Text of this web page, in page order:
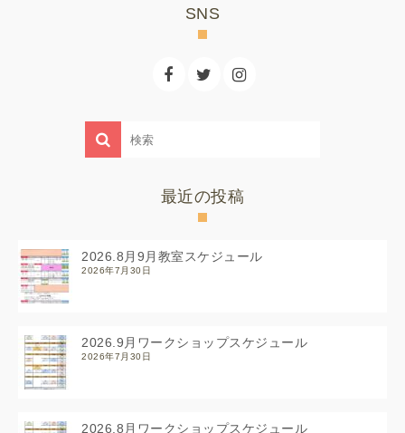
SNS
最近の投稿
2026.8月9月教室スケジュール
2026年7月30日
2026.9月ワークショップスケジュール
2026年7月30日
2026.8月ワークショップスケジュール